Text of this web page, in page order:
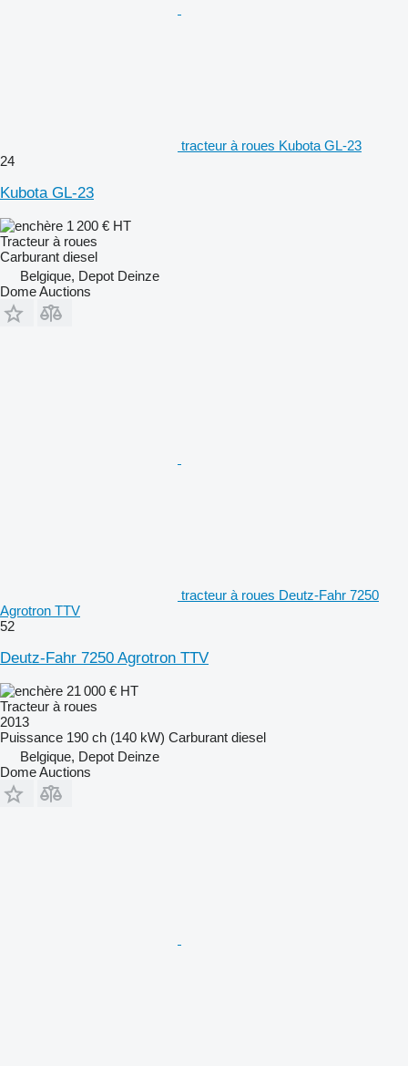
tracteur à roues Kubota GL-23
24
Kubota GL-23
1 200 € HT
Tracteur à roues
Carburant diesel
Belgique, Depot Deinze
Dome Auctions
tracteur à roues Deutz-Fahr 7250
Agrotron TTV
52
Deutz-Fahr 7250 Agrotron TTV
21 000 € HT
Tracteur à roues
2013
Puissance 190 ch (140 kW) Carburant diesel
Belgique, Depot Deinze
Dome Auctions